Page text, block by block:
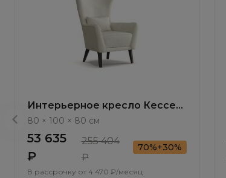
Интерьерное кресло Кессел
/ Kessel ММ115.1
80 × 100 × 80 см
53 635
₽
255 404
₽
70%+30%
В рассрочку от 4 470 ₽/месяц